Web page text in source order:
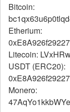
Bitcoin:
Etherium:
Litecoin:
USDT (ERC20):
Monero: